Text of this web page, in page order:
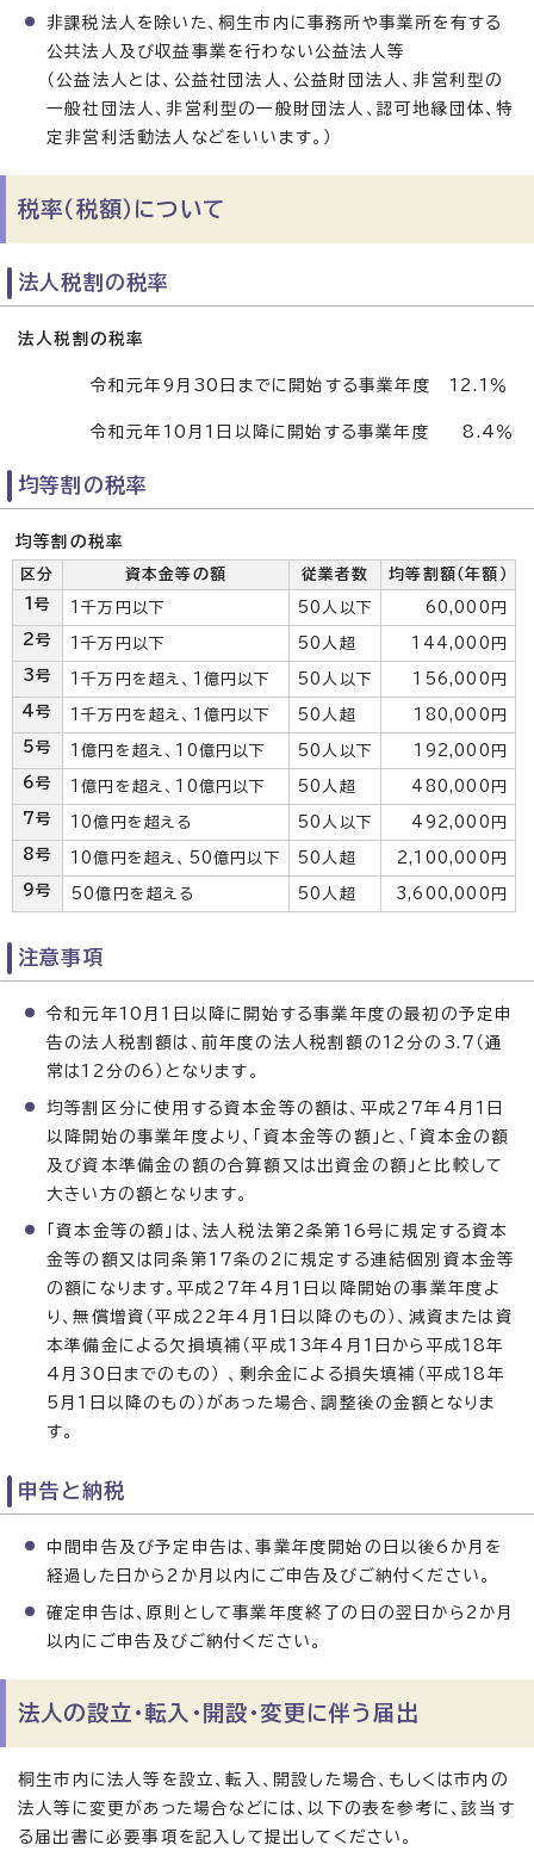
非課税法人を除いた、桐生市内に事務所や事業所を有する
公共法人及び収益事業を行わない公益法人等
（公益法人とは、公益社団法人、公益財団法人、非営利型の
一般社団法人、非営利型の一般財団法人、認可地縁団体、特
定非営利活動法人などをいいます。）
税率（税額）について
法人税割の税率
法人税割の税率
令和元年9月30日までに開始する事業年度 12.1％
令和元年10月1日以降に開始する事業年度 8.4％
均等割の税率
均等割の税率
区分 資本金等の額 従業者数
均等割額（年額）
1号
1千万円以下 50人以下 60,000円
2号 1千万円以下 50人超 144,000円
3号 1千万円を超え、1億円以下 50人以下 156,000円
4号 1千万円を超え、1億円以下 50人超 180,000円
5号 1億円を超え、10億円以下 50人以下 192,000円
6号 1億円を超え、10億円以下 50人超 480,000円
7号 10億円を超える 50人以下 492,000円
8号 10億円を超え、50億円以下 50人超 2,100,000円
9号 50億円を超える 50人超 3,600,000円
注意事項
令和元年10月1日以降に開始する事業年度の最初の予定申
告の法人税割額は、前年度の法人税割額の12分の3.7（通
常は12分の6）となります。
均等割区分に使用する資本金等の額は、平成27年4月1日
以降開始の事業年度より、「資本金等の額」と、「資本金の額
及び資本準備金の額の合算額又は出資金の額」と比較して
大きい方の額となります。
「資本金等の額」は、法人税法第2条第16号に規定する資本
金等の額又は同条第17条の2に規定する連結個別資本金等
の額になります。平成27年4月1日以降開始の事業年度よ
り、無償増資（平成22年4月1日以降のもの）、減資または資
本準備金による欠損填補（平成13年4月1日から平成18年
4月30日までのもの） 、剰余金による損失填補（平成18年
5月1日以降のもの）があった場合、調整後の金額となりま
す。
申告と納税
中間申告及び予定申告は、事業年度開始の日以後6か月を
経過した日から2か月以内にご申告及びご納付ください。
確定申告は、原則として事業年度終了の日の翌日から2か月
以内にご申告及びご納付ください。
法人の設立・転入・開設・変更に伴う届出
桐生市内に法人等を設立、転入、開設した場合、もしくは市内の
法人等に変更があった場合などには、以下の表を参考に、該当す
る届出書に必要事項を記入して提出してください。